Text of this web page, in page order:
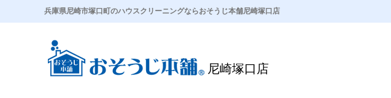
兵庫県尼崎市塚口町のハウスクリーニングならおそうじ本舗尼崎塚口店
尼崎塚口店